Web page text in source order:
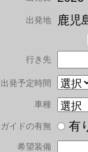
出発地 鹿児
行き先
出発予定時間
車種
ガイドの有無
希望装備